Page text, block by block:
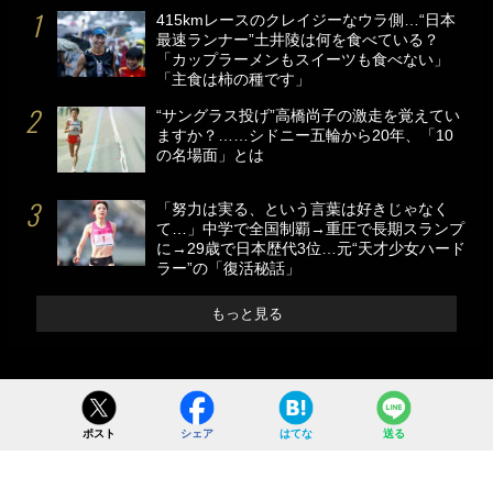
415kmレースのクレイジーなウラ側…“日本
最速ランナー”土井陵は何を食べている？
「カップラーメンもスイーツも食べない」
「主食は柿の種です」
“サングラス投げ”高橋尚子の激走を覚えてい
ますか？……シドニー五輪から20年、「10
の名場面」とは
「努力は実る、という言葉は好きじゃなく
て…」中学で全国制覇→重圧で長期スランプ
に→29歳で日本歴代3位…元“天才少女ハード
ラー”の「復活秘話」
もっと見る
ポスト シェア はてな 送る